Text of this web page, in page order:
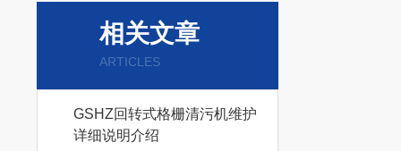
相关文章
ARTICLES
GSHZ回转式格栅清污机维护
详细说明介绍